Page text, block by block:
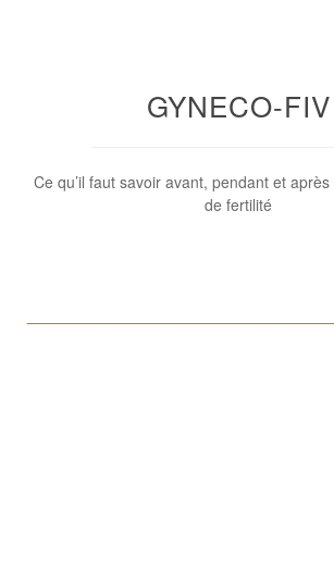
GYNECO-FIV
Ce qu’il faut savoir avant, pendant et
de fertilité